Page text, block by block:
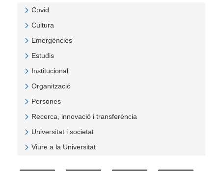
Covid
Cultura
Emergències
Estudis
Institucional
Organització
Persones
Recerca, innovació i transferència
Universitat i societat
Viure a la Universitat